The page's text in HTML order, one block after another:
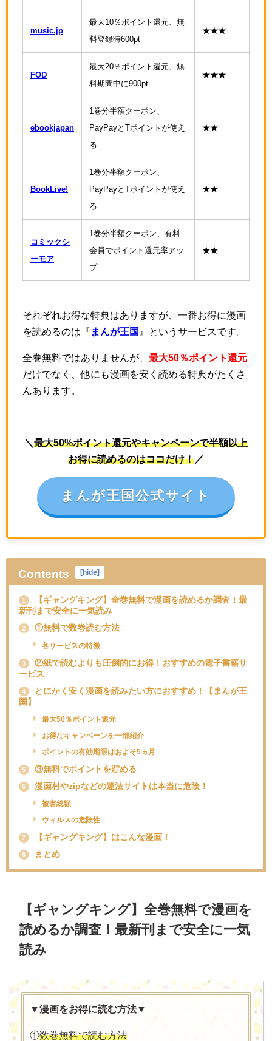
music.jp
最大10％ポイント還元、無
料登録時600pt
★★★
FOD
最大20％ポイント還元、無
料期間中に900pt
★★★
ebookjapan
1巻分半額クーポン、
PayPayとTポイントが使え
る
★★
BookLive!
1巻分半額クーポン、
PayPayとTポイントが使え
る
★★
コミックシ
ーモア
1巻分半額クーポン、有料
会員でポイント還元率アッ
プ
★★
それぞれお得な特典はありますが、一番お得に漫画
を読めるのは『 まんが王国 』というサービスです。
全巻無料ではありませんが、 最大50％ポイント還元
だけでなく、他にも漫画を安く読める特典がたくさ
んあります。
＼ 最大50%ポイント還元やキャンペーンで半額以上
お得に読めるのはココだけ！ ／
まんが王国公式サイト
Contents [hide]
1
【ギャングキング】全巻無料で漫画を読めるか調査！最
新刊まで安全に一気読み
2 ①無料で数巻読む方法
各サービスの特徴
3
②紙で読むよりも圧倒的にお得！おすすめの電子書籍サ
ービス
4
とにかく安く漫画を読みたい方におすすめ！【まんが王
国】
最大50％ポイント還元
お得なキャンペーンを一部紹介
ポイントの有効期限はおよそ5ヵ月
5 ③無料でポイントを貯める
6 漫画村やzipなどの違法サイトは本当に危険！
被害総額
ウィルスの危険性
7 【ギャングキング】はこんな漫画！
8 まとめ
【 ギャングキング】全巻無料で漫画を
読めるか調査！最新刊まで安全に一気
読み
▼漫画をお得に読む方法▼
①数巻無料で読む方法